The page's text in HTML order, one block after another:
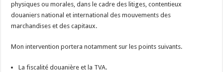
physiques ou morales, dans le cadre des litiges, contentieux
douaniers national et international des mouvements des
marchandises et des capitaux.
Mon intervention portera notamment sur les points suivants.
La fiscalité douanière et la TVA.